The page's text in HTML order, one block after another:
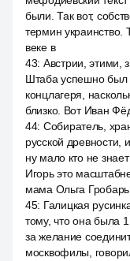
были. Так вот,
термин украинство.
веке в
43: Австрии, этими,
Штаба успешно
концлагеря,
близко. Вот Иван
44: Собиратель,
русской древности,
ну мало кто не
Игорь это
мама Ольга Гробарь
45: Галицкая
тому, что она была
за желание
москвофилы,